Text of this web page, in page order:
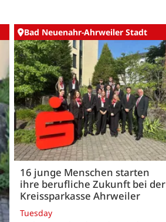
Bad Neuenahr-Ahrweiler Stadt
16 junge Menschen starten
ihre berufliche Zukunft bei der
Kreissparkasse Ahrweiler
Tuesday